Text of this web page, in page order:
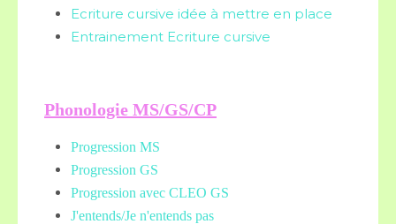
Ecriture cursive idée à mettre en place
Entrainement Ecriture cursive
Phonologie MS/GS/CP
Progression MS
Progression GS
Progression avec CLEO GS
J'entends/Je n'entends pas